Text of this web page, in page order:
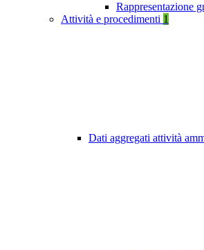
Rappresentazione
Attività e procedimenti 1
Dati aggregati attività